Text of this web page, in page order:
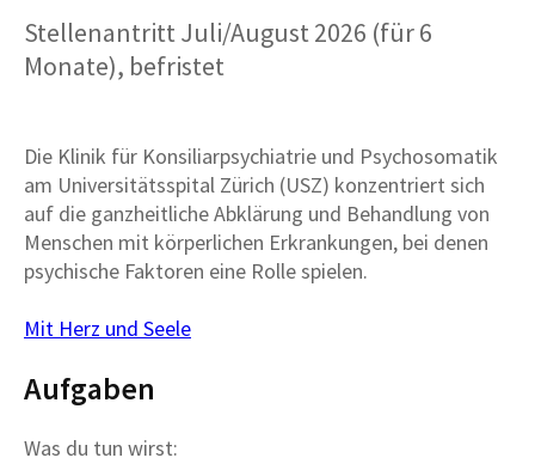
Stellenantritt Juli/August 2026 (für 6
Monate), befristet
Die Klinik für Konsiliarpsychiatrie und Psychosomatik
am Universitätsspital Zürich (USZ) konzentriert sich
auf die ganzheitliche Abklärung und Behandlung von
Menschen mit körperlichen Erkrankungen, bei denen
psychische Faktoren eine Rolle spielen.
Mit Herz und Seele
Aufgaben
Was du tun wirst: